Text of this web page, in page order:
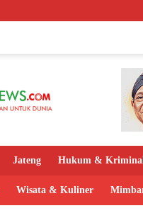
Bapas Yogyakarta
Jateng Hukum &
Wisata & Kuliner